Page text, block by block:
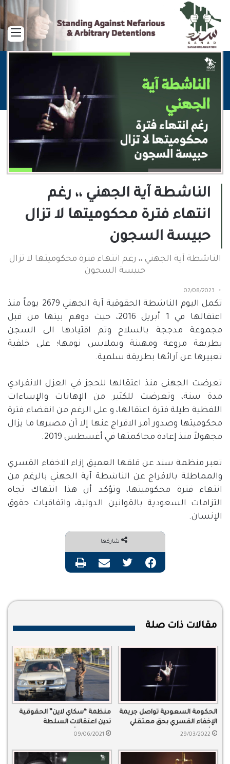
الناشطة آية الجهني ،، رغم
انتهاء فترة محكوميتها لا تزال
حبيسة السجون
الناشطة آية الجهني ،، رغم انتهاء فترة محكوميتها لا تزال
حبيسة السجون
02/08/2023
تكمل اليوم الناشطة الحقوقية آية الجهني 2679 يوماً منذ
اعتقالها في
1 أبريل 2016، حيث دوهم بيتها من قبل
مجموعة مدججة بالسلاح وتم اقتيادها الى السجن
بطريقة مروعة ومهينة وبملابس نومها؛ على خلفية
تعبيرها عن آرائها بطريقة سلمية.
تعرضت الجهني منذ اعتقالها للحجز في العزل الانفرادي
مدة سنة، وتعرضت للكثير من الإهانات والإساءات
اللفظية طيلة فترة اعتقالها، و على الرغم من انقضاء فترة
محكوميتها وصدور أمر الافراج عنها إلا أن مصيرها ما يزال
مجهولاً منذ إعادة محاكمتها في أغسطس 2019
.
تعبر منظمة سند عن قلقها العميق إزاء الاخفاء القسري
والمماطلة بالافراج عن الناشطة آية الجهني بالرغم من
انتهاء فترة محكوميتها، وتؤكد أن هذا انتهاك تجاه
التزامات السعودية بالقوانين الدولية، واتفاقيات حقوق
الإنسان.
شاركها
فيسبوك تويتر مشاركة عبر البريد طباعة
مقالات ذات صلة
الحكومة السعودية تواصل جريمة
الإخفاء القسري بحق معتقلي
الرأي29/03/2022
منظمة “سكاي لاين” الحقوقية
تدين اعتقالات السلطة
السعودية وأساليب الترهيب
09/06/2021